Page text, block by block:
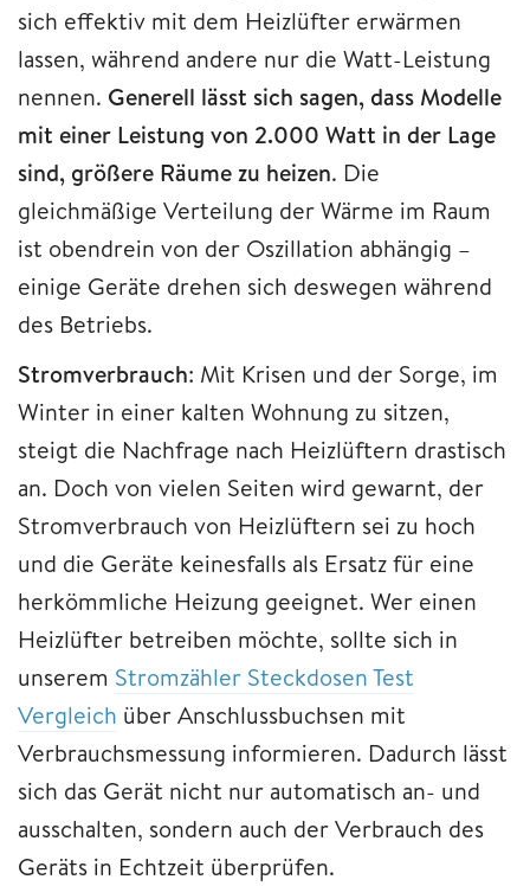
sich effektiv mit dem Heizlüfter erwärmen
lassen, während andere nur die Watt-Leistung
nennen. Generell lässt sich sagen, dass Modelle
mit einer Leistung von 2.000 Watt in der Lage
sind, größere Räume zu heizen. Die
gleichmäßige Verteilung der Wärme im Raum
ist obendrein von der Oszillation abhängig –
einige Geräte drehen sich deswegen während
des Betriebs.
Stromverbrauch: Mit Krisen und der Sorge, im
Winter in einer kalten Wohnung zu sitzen,
steigt die Nachfrage nach Heizlüftern drastisch
an. Doch von vielen Seiten wird gewarnt, der
Stromverbrauch von Heizlüftern sei zu hoch
und die Geräte keinesfalls als Ersatz für eine
herkömmliche Heizung geeignet. Wer einen
Heizlüfter betreiben möchte, sollte sich in
unserem Stromzähler Steckdosen Test
Vergleich über Anschlussbuchsen mit
Verbrauchsmessung informieren. Dadurch lässt
sich das Gerät nicht nur automatisch an- und
ausschalten, sondern auch der Verbrauch des
Geräts in Echtzeit überprüfen.